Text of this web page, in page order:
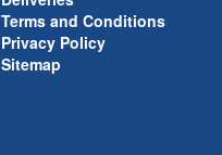
Terms and Conditions
Privacy Policy
Sitemap